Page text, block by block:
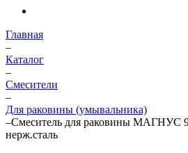
Главная
–
Каталог
–
Смесители
–
Для раковины (умывальника)
–Смеситель для раковины МАГНУС
нерж.сталь